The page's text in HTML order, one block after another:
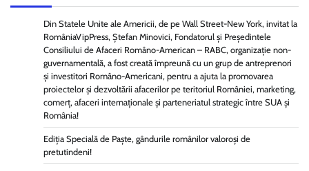
Din Statele Unite ale Americii, de pe Wall Street-New York, invitat la
RomâniaVipPress, Ștefan Minovici, Fondatorul și Președintele
Consiliului de Afaceri Româno-American – RABC, organizație non-
guvernamentală, a fost creată împreună cu un grup de antreprenori
și investitori Româno-Americani, pentru a ajuta la promovarea
proiectelor și dezvoltării afacerilor pe teritoriul României, marketing,
comerț, afaceri internaționale și parteneriatul strategic între SUA și
România!
Ediția Specială de Paște, gândurile românilor valoroși de
pretutindeni!